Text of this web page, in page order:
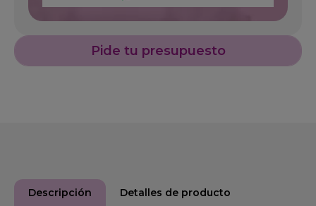
Pide tu presupuesto
Descripción Detalles de producto